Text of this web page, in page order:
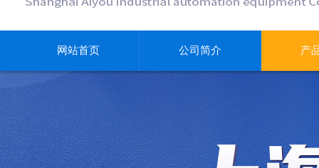
网站首页 公司简介 产